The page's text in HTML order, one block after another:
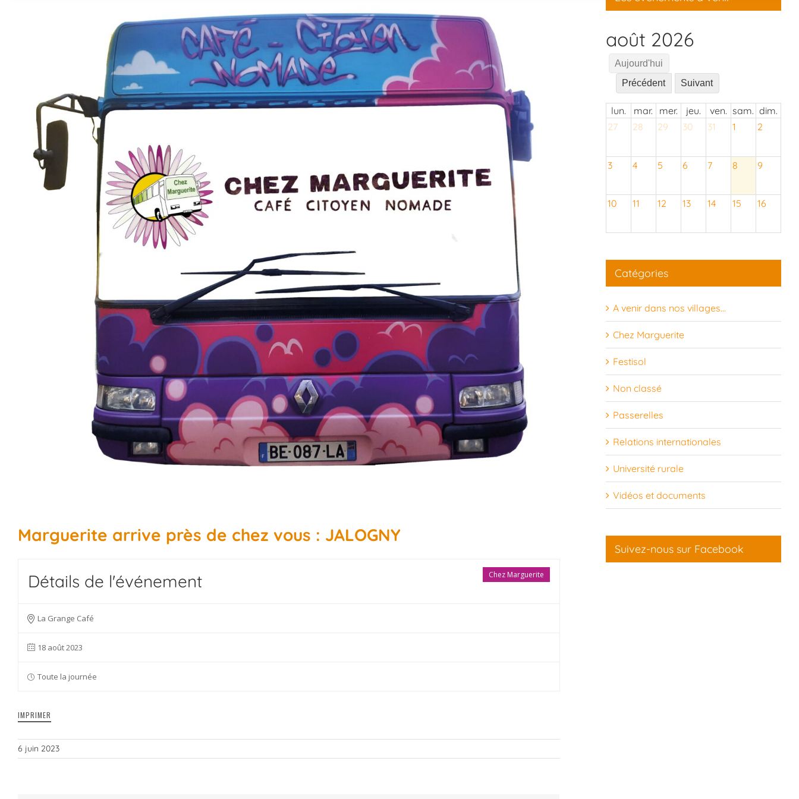
Marguerite arrive près de chez vous : JALOGNY
Chez Marguerite
Détails de l'événement
La Grange Café
18 août 2023
Toute la journée
IMPRIMER
6 juin 2023
août 2026
Aujourd'hui
Précédent
Suivant
lun. mar. mer. jeu. ven. sam. dim.
27
28 29 30 31 1 2
3 4 5 6 7 8 9
10 11 12 13 14 15 16
24 25 26
4
Catégories
A venir dans nos villages…
Chez Marguerite
Festisol
Non classé
Passerelles
Relations internationales
Université rurale
Vidéos et documents
Suivez-nous sur Facebook